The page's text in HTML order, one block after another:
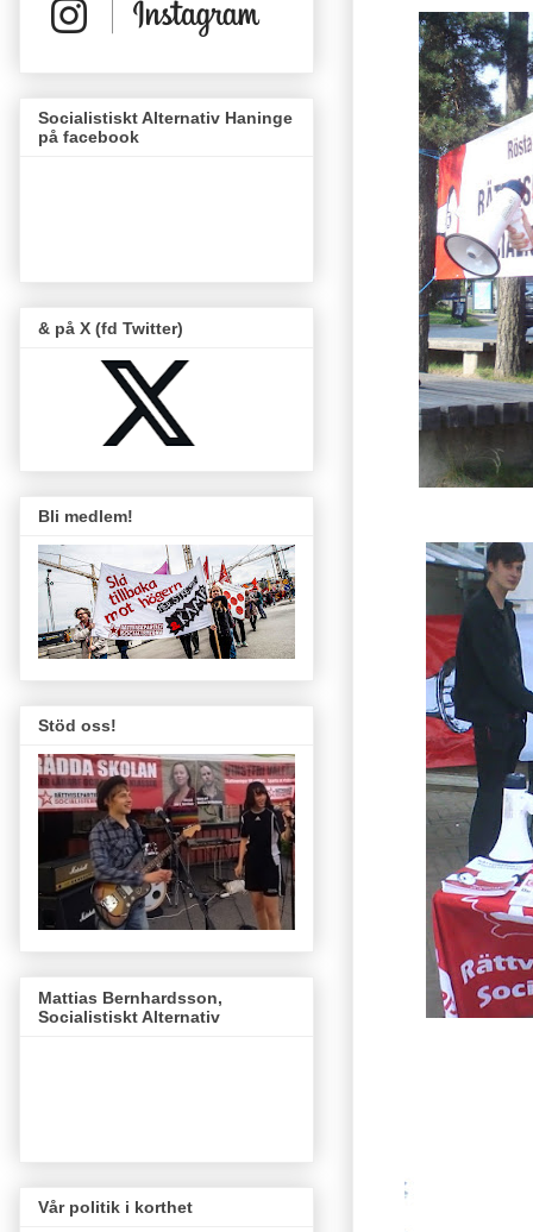
Socialistiskt Alternativ Haninge
på facebook
& på X (fd Twitter)
Bli medlem!
Stöd oss!
Mattias Bernhardsson,
Socialistiskt Alternativ
Vår politik i korthet